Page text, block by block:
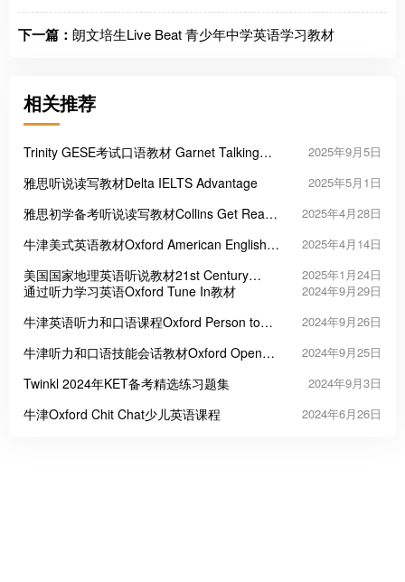
下一篇： 朗文培生Live Beat 青少年中学英语学习教材
相关推荐
Trinity GESE考试口语教材 Garnet Talking
2025年9月5日
雅思听说读写教材Delta IELTS Advantage 2025年5月1日
雅思初学备考听说读写教材Collins Get Ready
2025年4月28日
牛津美式英语教材Oxford American English
2025年4月14日
美国国家地理英语听说教材21st Century
Communication: Listening, Speaking and
2025年1月24日
通过听力学习英语Oxford Tune In教材 2024年9月29日
牛津英语听力和口语课程Oxford Person to
2024年9月26日
牛津听力和口语技能会话教材Oxford Open
2024年9月25日
Twinkl 2024年KET备考精选练习题集 2024年9月3日
牛津Oxford Chit Chat少儿英语课程 2024年6月26日